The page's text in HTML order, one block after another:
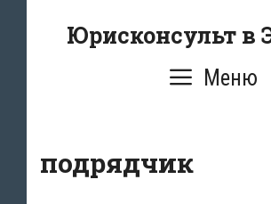
Юрисконсульт в
Меню
подрядчик